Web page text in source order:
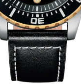
Каталог
Мужские часы
Женские часы
Скидки